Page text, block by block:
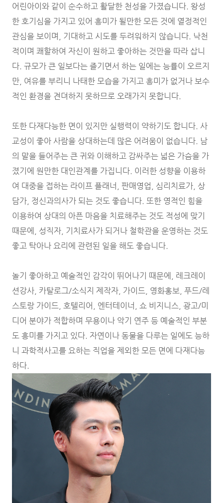
어린아이와 같이 순수하고 활달한 천성을 가졌습니다. 왕성
한 호기심을 가지고 있어 흥미가 될만한 모든 것에 열정적인
관심을 보이며, 기대하고 시도를 두려워하지 않습니다. 낙천
적이며 쾌할하여 자신이 원하고 좋아하는 것만을 따라 삽니
다. 규모가 큰 일보다는 즐기면서 하는 일에는 능률이 오르지
만, 여유를 부리니 나태한 모습을 가지고 흥미가 없거나 보수
적인 환경을 견뎌하지 못하므로 오래가지 못합니다.
또한 다재다능한 면이 있지만 실행력이 약하기도 합니다. 사
교성이 좋아 사람을 상대하는데 많은 어려움이 없습니다. 남
의 말을 들어주는 큰 귀와 이해하고 감싸주는 넓은 가슴을 가
졌기에 원만한 대인관계를 가집니다. 이러한 성향을 이용하
여 대중을 접하는 라이프 플래너, 판매영업, 심리치료가, 상
담가, 정신과의사가 되는 것도 좋습니다. 또한 영적인 힘을
이용하여 상대의 아픈 마음을 치료해주는 것도 적성에 맞기
때문에, 성직자, 기치료사가 되거나 철학관을 운영하는 것도
좋고 탁아나 요리에 관련된 일을 해도 좋습니다.
놀기 좋아하고 예술적인 감각이 뛰어나기 때문에, 레크레이
션강사, 카탈로그/소식지 제작자, 가이드, 영화홍보, 푸드/레
스토랑 가이드, 호텔리어, 엔터테이너, 쇼 비지니스, 광고/미
디어 분야가 적합하며 무용이나 악기 연주 등 예술적인 부분
도 흥미를 가지고 있다. 자연이나 동물을 다루는 일에도 능하
니 과학적사고를 요하는 직업을 제외한 모든 면에 다재다능
하다.